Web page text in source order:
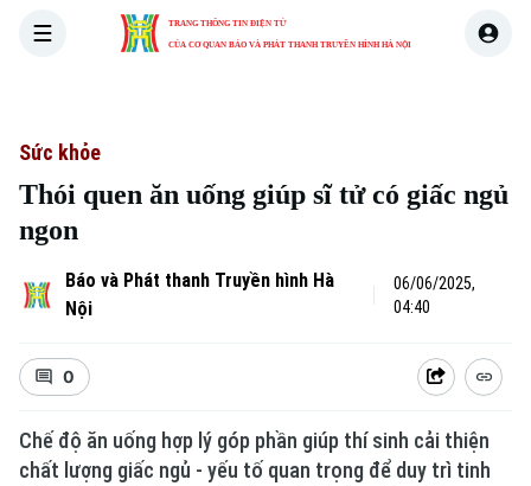
TRANG THÔNG TIN ĐIỆN TỬ
CỦA CƠ QUAN BÁO VÀ PHÁT THANH TRUYỀN HÌNH HÀ NỘI
Sức khỏe
Thói quen ăn uống giúp sĩ tử có giấc ngủ
ngon
Báo và Phát thanh Truyền hình Hà
Nội
06/06/2025,
04:40
0
Chế độ ăn uống hợp lý góp phần giúp thí sinh cải thiện
chất lượng giấc ngủ - yếu tố quan trọng để duy trì tinh